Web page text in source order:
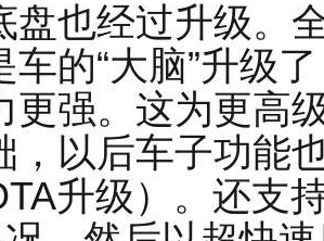
盘也经过升级。
车的“大脑”升级
更强。这为更高
，以后车子功能
升级）。还支